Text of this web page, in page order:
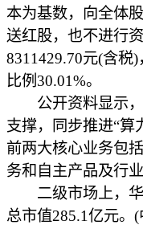
本为基数，向全体
送红股，也不进行
8311429.70元(含税
比例30.01%。
公开资料显示，
支撑，同步推进“算
前两大核心业务包
务和自主产品及行
二级市场上，华
总市值285.1亿元。